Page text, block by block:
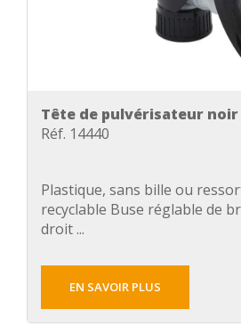
Tête de pulvérisateur noir
Réf. 14440
Plastique, sans bille ou
recyclable Buse réglable de
droit ...
EN SAVOIR PLUS